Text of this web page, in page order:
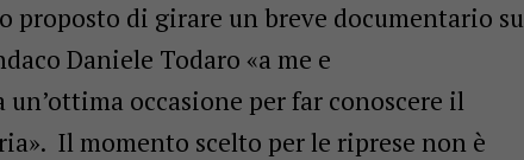
proposto di girare un breve documentario su
Daniele Todaro «a me e
occasione per far conoscere il
Il momento scelto per le riprese non è